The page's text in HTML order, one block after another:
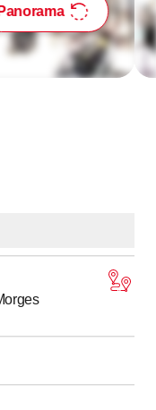
Panorama
Fermé
/ 13
/ 13:30- jusqu’à
18:30